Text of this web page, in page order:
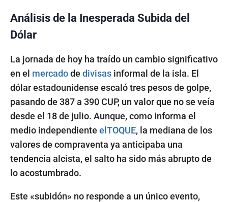
Análisis de la Inesperada Subida del
Dólar
La jornada de hoy ha traído un cambio significativo
en el mercadode divisas informal de la isla. El
dólar estadounidense escaló tres pesos de golpe,
pasando de 387 a 390 CUP, un valor que no se veía
desde el 18 de julio. Aunque, como informa el
medio independiente elTOQUE, la mediana de los
valores de compraventa ya anticipaba una
tendencia alcista, el salto ha sido más abrupto de
lo acostumbrado.
Este «subidón» no responde a un único evento,